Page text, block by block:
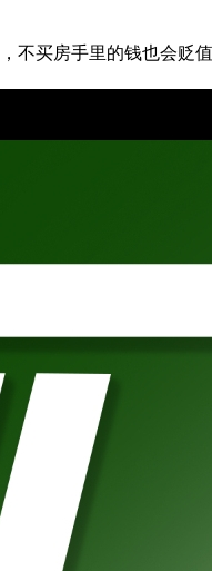
不买房手里的钱也会贬